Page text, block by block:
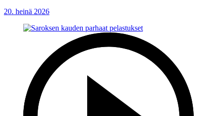
20. heinä 2026